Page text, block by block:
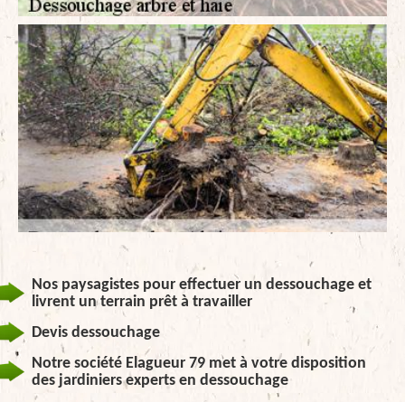
Nos paysagistes pour effectuer un dessouchage et
livrent un terrain prêt à travailler
Devis dessouchage
Notre société Elagueur 79 met à votre disposition
des jardiniers experts en dessouchage